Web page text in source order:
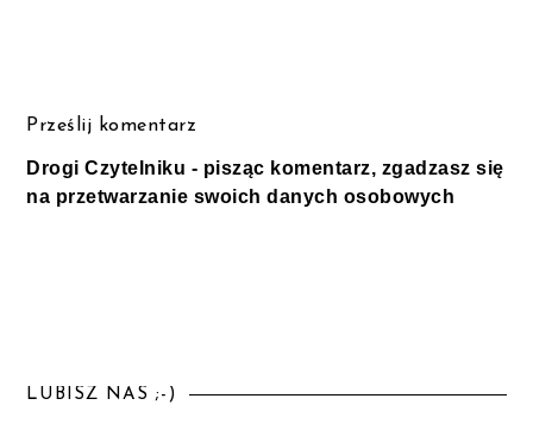
Prześlij komentarz
Drogi Czytelniku - pisząc komentarz, zgadzasz się
na przetwarzanie swoich danych osobowych
LUBISZ NAS ;-)